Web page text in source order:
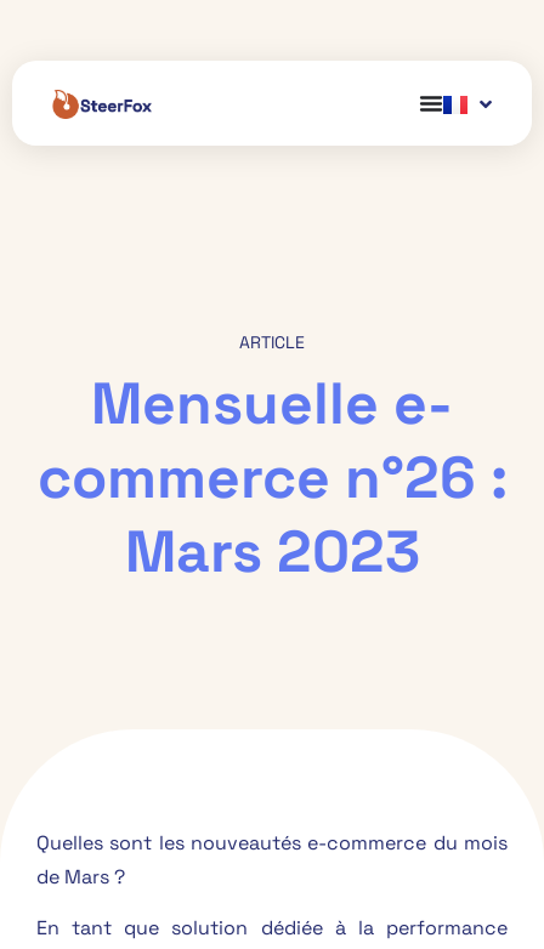
ARTICLE
Mensuelle e-
commerce n°26 :
Mars 2023
Quelles sont les nouveautés e-commerce du mois
de Mars ?
En tant que solution dédiée à la performance